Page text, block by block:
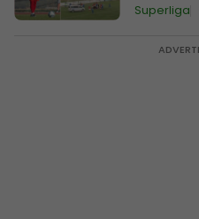
Superliga